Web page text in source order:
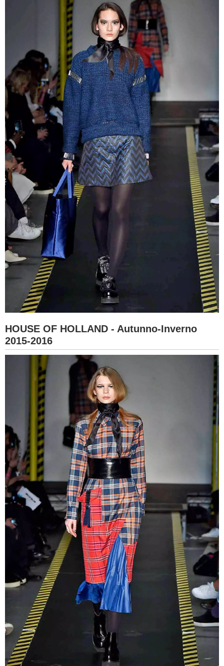
HOUSE OF HOLLAND - Autunno-Inverno
2015-2016